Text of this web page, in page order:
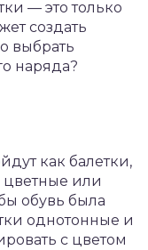
— это только
создать
выбрать
наряда?
как балетки,
цветные или
обувь была
однотонные и
с цветом